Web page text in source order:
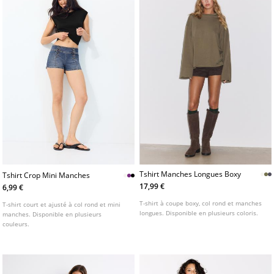
Tshirt Crop Mini Manches
6,99 €
T-shirt court et ajusté à col rond et mini
manches. Disponible en plusieurs
couleurs.
Tshirt Manches Longues Boxy
17,99 €
T-shirt à coupe boxy, col rond et manches
longues. Disponible en plusieurs coloris.